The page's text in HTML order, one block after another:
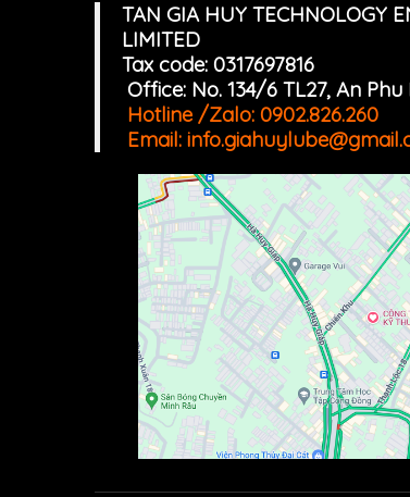
TAN GIA HUY TECHNOLOGY
LIMITED
Tax code: 0317697816
Office: No. 134/6 TL27, An
Hotline /Zalo: 0902.826.260
Email: